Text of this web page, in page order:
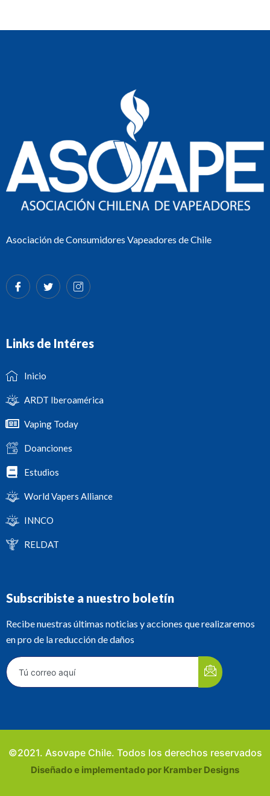
Asociación de Consumidores Vapeadores de Chile
Links de Intéres
Inicio
ARDT Iberoamérica
Vaping Today
Doanciones
Estudios
World Vapers Alliance
INNCO
RELDAT
Subscribiste a nuestro boletín
Recibe nuestras últimas noticias y acciones que realizaremos
en pro de la reducción de daños
©2021. Asovape Chile. Todos los derechos reservados
Diseñado e implementado por Kramber Designs